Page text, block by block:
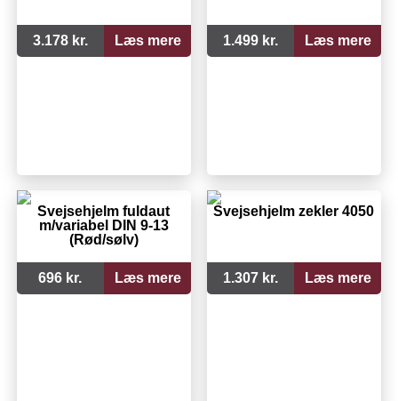
3.178 kr. Læs mere 1.499 kr. Læs mere
Svejsehjelm fuldaut
m/variabel DIN 9-13
(Rød/sølv)
696 kr. Læs mere
Svejsehjelm zekler 4050
1.307 kr. Læs mere